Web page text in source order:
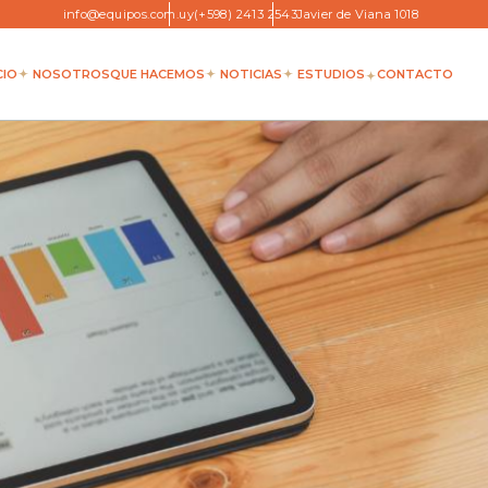
info@equipos.com.uy(+598) 2413 2543Javier de Viana 1018
NOSOTROSQUE HACEMOS NOTICIAS ESTUDIOS CONTACTO